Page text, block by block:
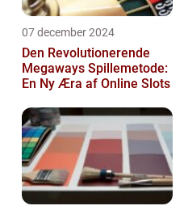
07 december 2024
Den Revolutionerende
Megaways Spillemetode:
En Ny Æra af Online Slots